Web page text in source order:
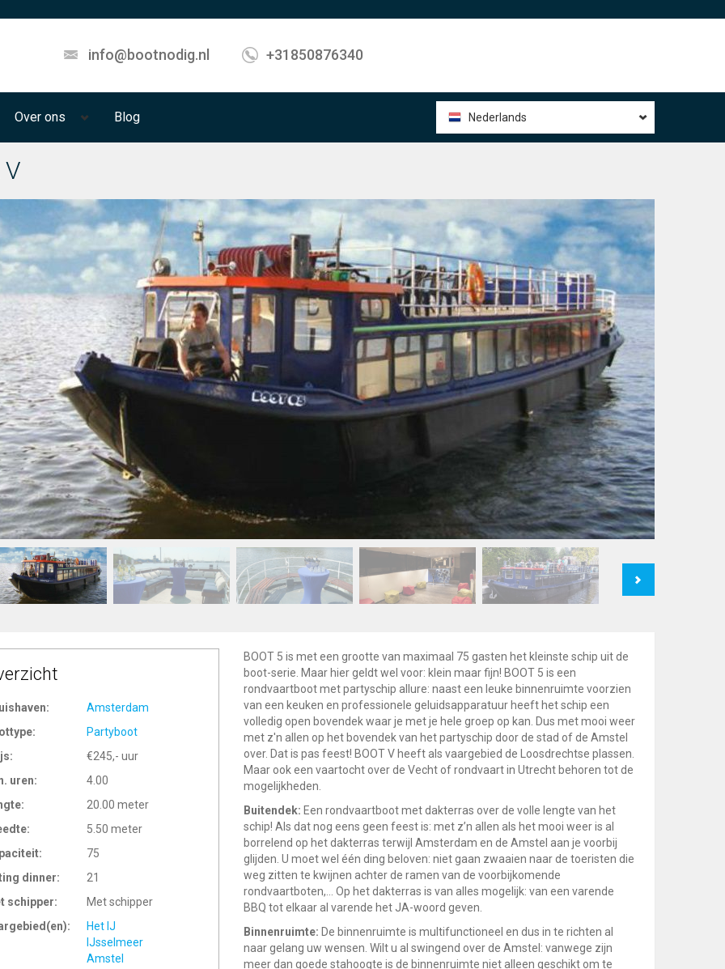
info@bootnodig.nl +31850876340
Over ons Blog Nederlands
V
Amsterdam
Partyboot
€245,- uur
uren:
4.00
20.00 meter
5.50 meter
75
dinner:
21
schipper:
Met schipper
Het IJ
IJsselmeer
Amstel
BOOT 5 is met een grootte van maximaal 75 gasten het kleinste schip uit de
boot-serie. Maar hier geldt wel voor: klein maar fijn! BOOT 5 is een
rondvaartboot met partyschip allure: naast een leuke binnenruimte voorzien
van een keuken en professionele geluidsapparatuur heeft het schip een
volledig open bovendek waar je met je hele groep op kan. Dus met mooi weer
met z'n allen op het bovendek van het partyschip door de stad of de Amstel
over. Dat is pas feest! BOOT V heeft als vaargebied de Loosdrechtse plassen.
Maar ook een vaartocht over de Vecht of rondvaart in Utrecht behoren tot de
mogelijkheden.
Buitendek: Een rondvaartboot met dakterras over de volle lengte van het
schip! Als dat nog eens geen feest is: met z’n allen als het mooi weer is al
borrelend op het dakterras terwijl Amsterdam en de Amstel aan je voorbij
glijden. U moet wel één ding beloven: niet gaan zwaaien naar de toeristen die
weg zitten te kwijnen achter de ramen van de voorbijkomende
rondvaartboten,... Op het dakterras is van alles mogelijk: van een varende
BBQ tot elkaar al varende het JA-woord geven.
Binnenruimte: De binnenruimte is multifunctioneel en dus in te richten al
naar gelang uw wensen. Wilt u al swingend over de Amstel: vanwege zijn
meer dan goede stahoogte is de binnenruimte niet alleen geschikt om te